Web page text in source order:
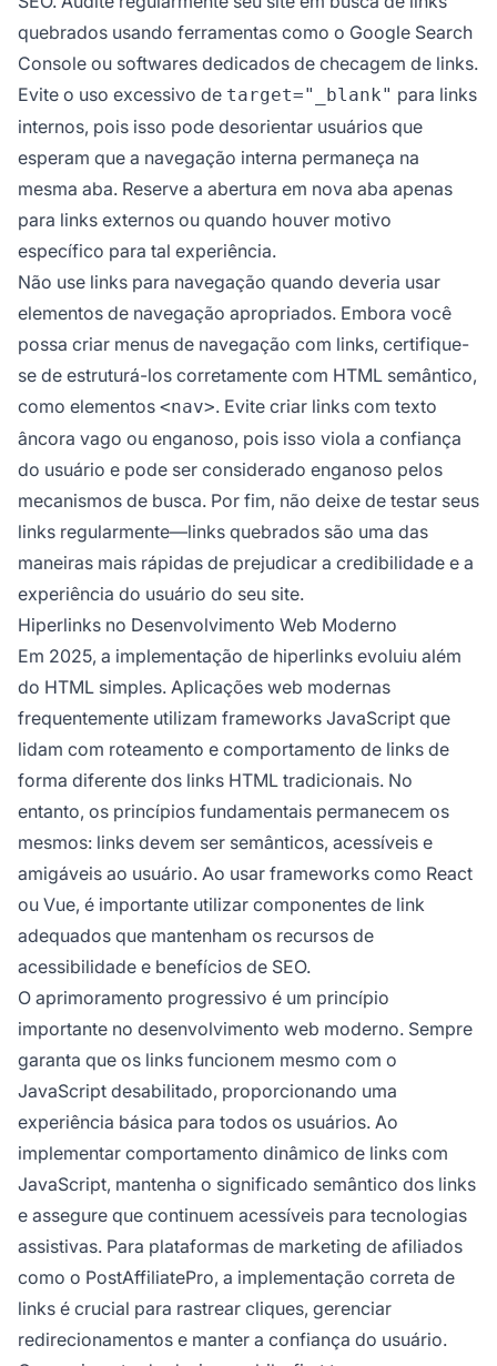
quebrados usando ferramentas como o Google Search
Console ou softwares dedicados de checagem de links.
Evite o uso excessivo de target="_blank" para links
internos, pois isso pode desorientar usuários que
esperam que a navegação interna permaneça na
mesma aba. Reserve a abertura em nova aba apenas
para links externos ou quando houver motivo
específico para tal experiência.
Não use links para navegação quando deveria usar
elementos de navegação apropriados. Embora você
possa criar menus de navegação com links, certifique-
se de estruturá-los corretamente com HTML semântico,
como elementos <nav>. Evite criar links com texto
âncora vago ou enganoso, pois isso viola a confiança
do usuário e pode ser considerado enganoso pelos
mecanismos de busca. Por fim, não deixe de testar seus
links regularmente—links quebrados são uma das
maneiras mais rápidas de prejudicar a credibilidade e a
experiência do usuário do seu site.
Hiperlinks no Desenvolvimento Web Moderno
Em 2025, a implementação de hiperlinks evoluiu além
do HTML simples. Aplicações web modernas
frequentemente utilizam frameworks JavaScript que
lidam com roteamento e comportamento de links de
forma diferente dos links HTML tradicionais. No
entanto, os princípios fundamentais permanecem os
mesmos: links devem ser semânticos, acessíveis e
amigáveis ao usuário. Ao usar frameworks como React
ou Vue, é importante utilizar componentes de link
adequados que mantenham os recursos de
acessibilidade e benefícios de SEO.
O aprimoramento progressivo é um princípio
importante no desenvolvimento web moderno. Sempre
garanta que os links funcionem mesmo com o
JavaScript desabilitado, proporcionando uma
experiência básica para todos os usuários. Ao
implementar comportamento dinâmico de links com
JavaScript, mantenha o significado semântico dos links
e assegure que continuem acessíveis para tecnologias
assistivas. Para plataformas de marketing de afiliados
como o PostAffiliatePro, a implementação correta de
links é crucial para rastrear cliques, gerenciar
redirecionamentos e manter a confiança do usuário.